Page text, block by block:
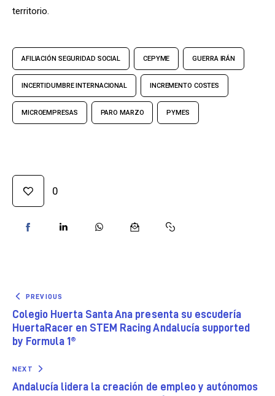
territorio.
AFILIACIÓN SEGURIDAD SOCIAL CEPYME GUERRA IRÁN
INCERTIDUMBRE INTERNACIONAL INCREMENTO COSTES
MICROEMPRESAS PARO MARZO PYMES
0
PREVIOUS
Colegio Huerta Santa Ana presenta su escudería
HuertaRacer en STEM Racing Andalucía supported
by Formula 1®
NEXT
Andalucía lidera la creación de empleo y autónomos